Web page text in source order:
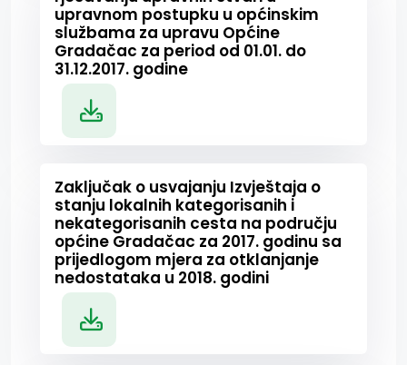
upravnom postupku u općinskim
službama za upravu Općine
Gradačac za period od 01.01. do
31.12.2017. godine
Zaključak o usvajanju Izvještaja o
stanju lokalnih kategorisanih i
nekategorisanih cesta na području
općine Gradačac za 2017. godinu sa
prijedlogom mjera za otklanjanje
nedostataka u 2018. godini